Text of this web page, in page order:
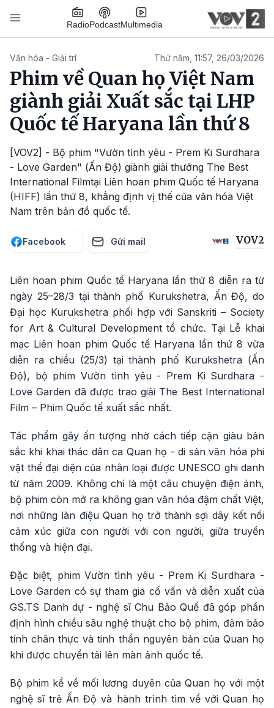
Nhảy đến nội dung
RadioPodcastMultimedia
Văn hóa - Giải trí Thứ năm, 11:57, 26/03/2026
Phim về Quan họ Việt Nam
giành giải Xuất sắc tại LHP
Quốc tế Haryana lần thứ 8
[VOV2] - Bộ phim "Vườn tình yêu - Prem Ki Surdhara
- Love Garden" (Ấn Độ) giành giải thưởng The Best
International Filmtại Liên hoan phim Quốc tế Haryana
(HIFF) lần thứ 8, khẳng định vị thế của văn hóa Việt
Nam trên bản đồ quốc tế.
Facebook Gửi mail VOV2
Liên hoan phim Quốc tế Haryana lần thứ 8 diễn ra từ
ngày 25–28/3 tại thành phố Kurukshetra, Ấn Độ, do
Đại học Kurukshetra phối hợp với Sanskriti – Society
for Art & Cultural Development tổ chức. Tại Lễ khai
mạc Liên hoan phim Quốc tế Haryana lần thứ 8 vừa
diễn ra chiều (25/3) tại thành phố Kurukshetra (Ấn
Độ), bộ phim Vườn tình yêu - Prem Ki Surdhara -
Love Garden đã được trao giải The Best International
Film – Phim Quốc tế xuất sắc nhất.
Tác phẩm gây ấn tượng nhờ cách tiếp cận giàu bản
sắc khi khai thác dân ca Quan họ - di sản văn hóa phi
vật thể đại diện của nhân loại được UNESCO ghi danh
từ năm 2009. Không chỉ là một câu chuyện điện ảnh,
bộ phim còn mở ra không gian văn hóa đậm chất Việt,
nơi những làn điệu Quan họ trở thành sợi dây kết nối
cảm xúc giữa con người với con người, giữa truyền
thống và hiện đại.
Đặc biệt, phim Vườn tình yêu - Prem Ki Surdhara -
Love Garden có sự tham gia cố vấn và diễn xuất của
GS.TS Danh dự - nghệ sĩ Chu Bảo Quế đã góp phần
định hình chiều sâu nghệ thuật cho bộ phim, đảm bảo
tính chân thực và tinh thần nguyên bản của Quan họ
khi được chuyển tải lên màn ảnh quốc tế.
Bộ phim kể về mối lương duyên của Quan họ với một
nghệ sĩ trẻ Ấn Độ và hành trình tìm về với Quan họ